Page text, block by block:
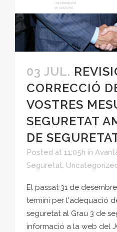
03 JUL.
CORRECCIÓ
VOSTRES
SEGURETAT
DE
Posted at 11:05h in
Seguretat,
El passat 31 de
termini per l'adequació
seguretat al Grau 3 de
informació a la web del